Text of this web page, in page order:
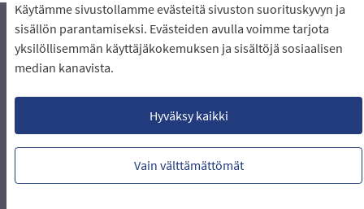
Käytämme sivustollamme evästeitä sivuston suorituskyvyn ja
sisällön parantamiseksi. Evästeiden avulla voimme tarjota
yksilöllisemmän käyttäjäkokemuksen ja sisältöjä sosiaalisen
median kanavista.
Hyväksy kaikki
Vain välttämättömät
Äänestyksen pikaohjeet
Usein kysytyt kysymykset
Näin äänestät Asukasbudjetissa
Lataa avoimet datatiedostot
Evästeasetukset
Verkkosivusto luotuvapaan ohjelmiston